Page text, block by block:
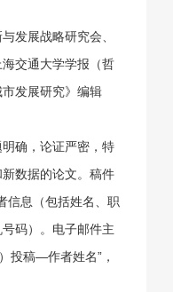
发展战略研究会、
海交通大学学报（哲
发展研究》编辑
确，论证严密，特
数据的论文。稿件
信息（包括姓名、职
码）。电子邮件主
投稿—作者姓名”，